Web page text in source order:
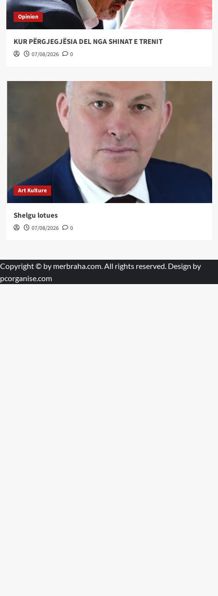
Opinion
KUR PËRGJEGJËSIA DEL NGA SHINAT E TRENIT
07/08/2026 0
Art Kulture
Shelgu lotues
07/08/2026 0
Copyright © by merbraha.com. All rights reserved. Design by
pcorganise.com